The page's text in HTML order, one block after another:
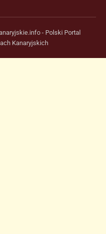
- Polski Portal
Kanaryjskich